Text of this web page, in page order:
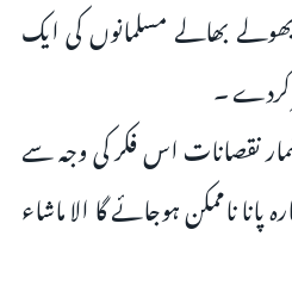
بھالے مسلمانوں کی ایک
کردے ۔
نقصانات اس فکر کی وجہ سے
ناممکن ہوجائے گا الا ماشاء